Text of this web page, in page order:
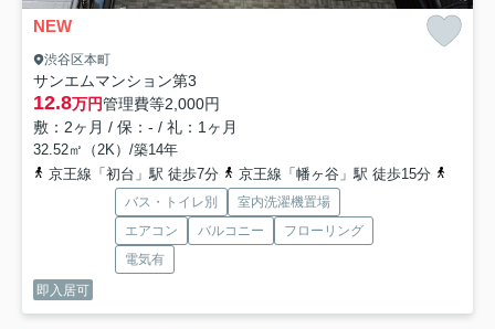
NEW
渋谷区本町
サンエムマンション第3
12.8万円管理費等2,000円
敷：2ヶ月 / 保：- / 礼：1ヶ月
32.52㎡（2K）/築14年
京王線「初台」駅 徒歩7分
京王線「幡ヶ谷」駅 徒歩15分
バス・トイレ別
室内洗濯機置場
エアコン
バルコニー
フローリング
電気有
即入居可